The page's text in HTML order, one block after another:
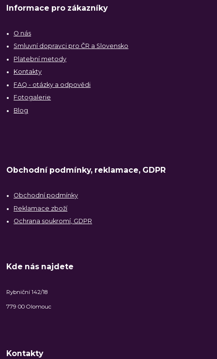
Informace pro zákazníky
O nás
Smluvní dopravci pro ČR a Slovensko
Platební metody
Kontakty
FAQ - otázky a odpovědi
Fotogalerie
Blog
Obchodní podmínky, reklamace, GDPR
Obchodní podmínky
Reklamace zboží
Ochrana soukromí, GDPR
Kde nás najdete
Rybniční 142/18
779 00 Olomouc
Kontakty